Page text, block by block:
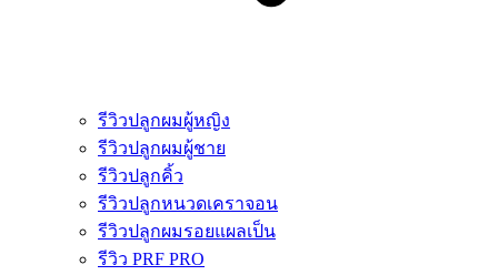
รีวิวปลูกผมผู้หญิง
รีวิวปลูกผมผู้ชาย
รีวิวปลูกคิ้ว
รีวิวปลูกหนวดเคราจอน
รีวิวปลูกผมรอยแผลเป็น
รีวิว PRF PRO